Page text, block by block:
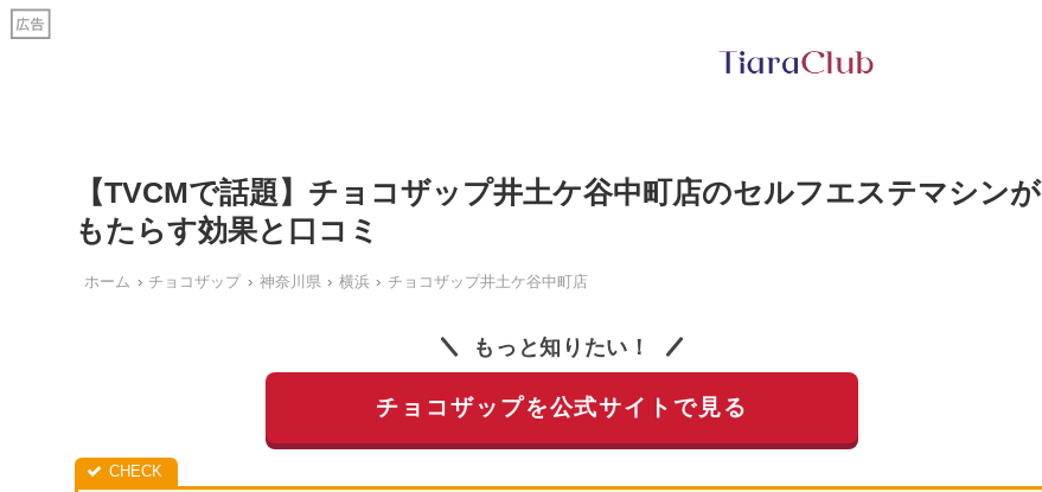
【TVCMで話題】チョコザップ井土ケ谷中町店のセルフエステマシンが
もたらす効果と口コミ
ホーム チョコザップ 神奈川県 横浜 チョコザップ井土ケ谷中町店
もっと知りたい！
チョコザップを公式サイトで見る